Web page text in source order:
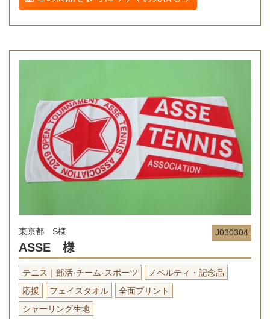
J030304
東京都 S様
ASSE 様
テニス｜部活·チーム·スポーツ
ノベルティ・記念品
応援
フェイスタオル
全面プリント
シャーリング生地